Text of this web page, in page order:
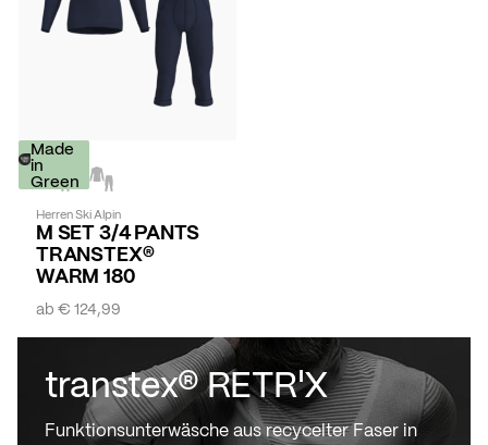
Made
in
Green
Herren Ski Alpin
M SET 3/4 PANTS
TRANSTEX®
WARM 180
ab€ 124,99
transtex® RETR'X
Funktionsunterwäsche aus recycelter Faser in